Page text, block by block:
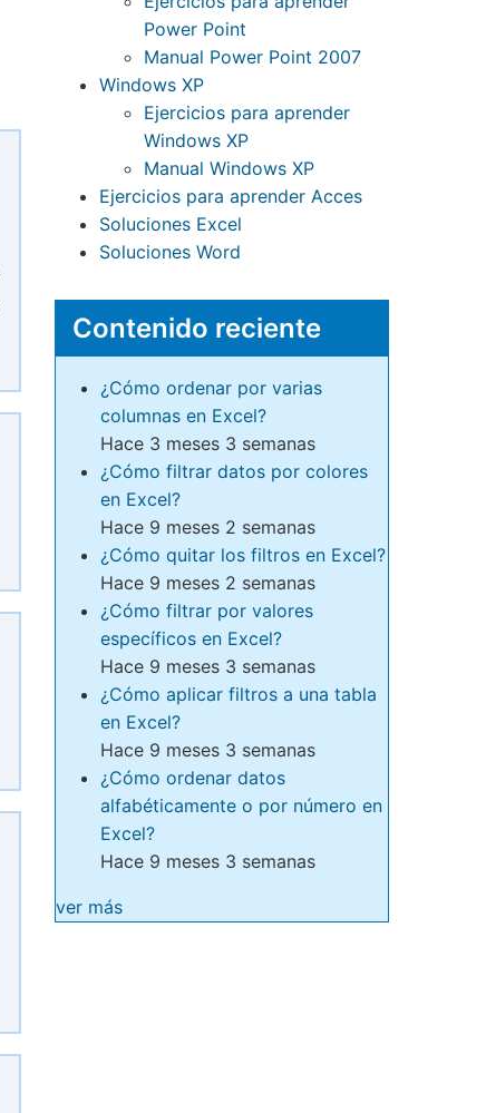
Power Point
Manual Power Point 2007
Windows XP
Ejercicios para aprender
Windows XP
Manual Windows XP
Ejercicios para aprender Acces
Soluciones Excel
Soluciones Word
Contenido reciente
¿Cómo ordenar por varias
columnas en Excel?
Hace 3 meses 3 semanas
¿Cómo filtrar datos por colores
en Excel?
Hace 9 meses 2 semanas
¿Cómo quitar los filtros en Excel?
Hace 9 meses 2 semanas
¿Cómo filtrar por valores
específicos en Excel?
Hace 9 meses 3 semanas
¿Cómo aplicar filtros a una tabla
en Excel?
Hace 9 meses 3 semanas
¿Cómo ordenar datos
alfabéticamente o por número en
Excel?
Hace 9 meses 3 semanas
ver más